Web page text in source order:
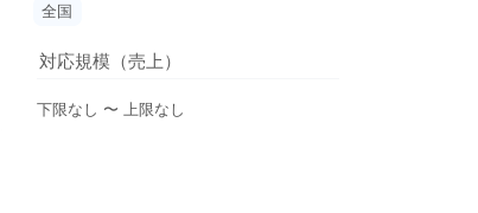
全国
対応規模（売上）
下限なし 〜 上限なし